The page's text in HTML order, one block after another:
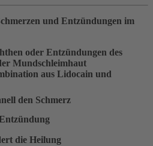
und Entzündungen im
oder Entzündungen des
Mundschleimhaut
aus Lidocain und
den Schmerz
die Heilung